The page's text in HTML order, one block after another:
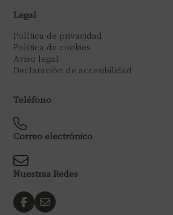
Legal
Política de privacidad
Política de cookies
Aviso legal
Declaración de accesibilidad
Teléfono
Correo electrónico
Nuestras Redes